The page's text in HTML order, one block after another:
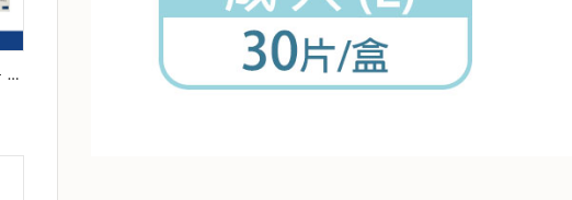
摩貼舒 傷口敷料 (滅菌)- 指頭繃 (8pcs/包) 產品尺寸：4.5*5cm